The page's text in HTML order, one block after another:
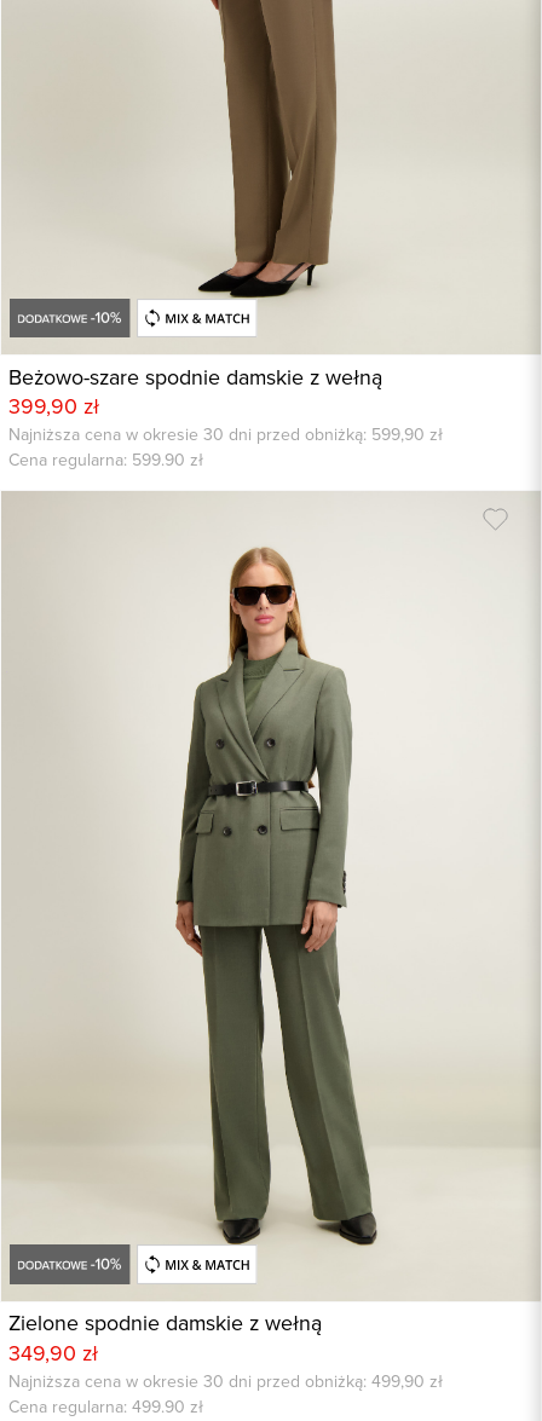
Beżowo-szare spodnie damskie z wełną
399,90 zł
Najniższa cena w okresie 30 dni przed obniżką: 599,90 zł
Cena regularna: 599.90 zł
Zielone spodnie damskie z wełną
349,90 zł
Najniższa cena w okresie 30 dni przed obniżką: 499,90 zł
Cena regularna: 499.90 zł